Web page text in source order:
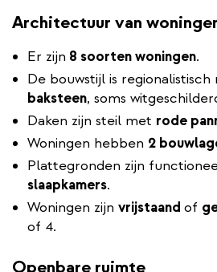
Architectuur van
Er zijn 8 soorten woningen.
De bouwstijl is
baksteen, soms
Daken zijn steil met rode
Woningen hebben 2
Plattegronden zijn
slaapkamers.
Woningen zijn vrijstaand of
of 4.
Openbare ruimte